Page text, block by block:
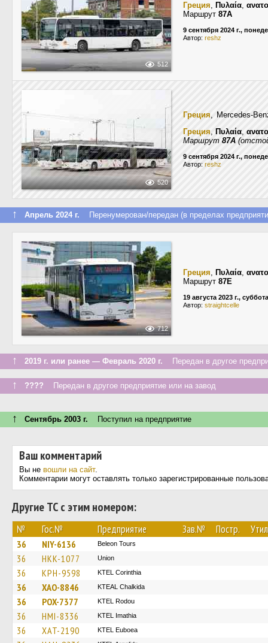
512
Греция, Πυλαία,
Маршрут 87A
9 сентября 2024 г.,
Автор: reshz
520
Греция, Mercedes-
Греция, Πυλαία,
Маршрут 87A
9 сентября 2024 г.,
Автор: reshz
↑ Апрель 2024 г. Перенумерован/передан (в пределах
712
Греция, Πυλαία,
Маршрут 87E
19 августа 2023 г., суббота
Автор: straightcelle
↑ 2019 г. или ранее — Февраль 2020 г. Передан в другое
↑ ???? Передан в другое предприятие или на завод
↑ Сентябрь 2003 г. Поступил на предприятие
Ваш комментарий
Вы не вошли на сайт.
Комментарии могут оставлять только зарегистрированные
Другие ТС с этим номером:
№ Гос.№ Предприятие Зав.№ Постр.
36 NIY-6136 Beleon Tours
36 HKK-1077 Union
36 KPH-9598 KTEL Corinthia
36 XAO-8846 KTEAL Chalkida
36 POX-7377 ΚΤΕL Rodou
36 HMI-8336 KTEL Imathia
36 XAT-2190 ΚΤΕL Euboea